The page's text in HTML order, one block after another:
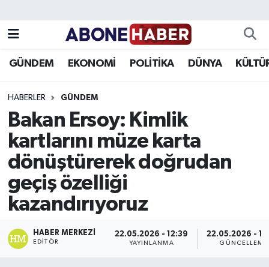
GÜNDEM EKONOMİ POLİTİKA DÜNYA
HABERLER GÜNDEM
Bakan Ersoy: Kimlik
kartlarını müze karta
dönüştürerek doğrudan
geçiş özelliği
kazandırıyoruz
HABER MERKEZI
EDITÖR
22.05.2026 - 12:39
YAYINLANMA
22.05.2026 -
GÜNCELLEME
Asayiş
Bilim ve Teknoloji
Çevre
Dünya
Süper Lig Puan Durumu ve Fikstür
Tüm Manşetler
Son Dakika Haberleri
Haber Arşivi